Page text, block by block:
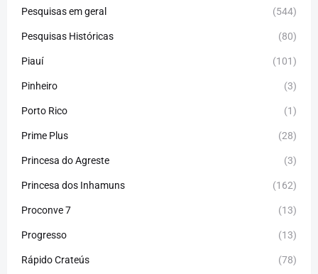
Pesquisas em geral (544)
Pesquisas Históricas (80)
Piauí (101)
Pinheiro (3)
Porto Rico (1)
Prime Plus (28)
Princesa do Agreste (3)
Princesa dos Inhamuns (162)
Proconve 7 (13)
Progresso (13)
Rápido Crateús (78)